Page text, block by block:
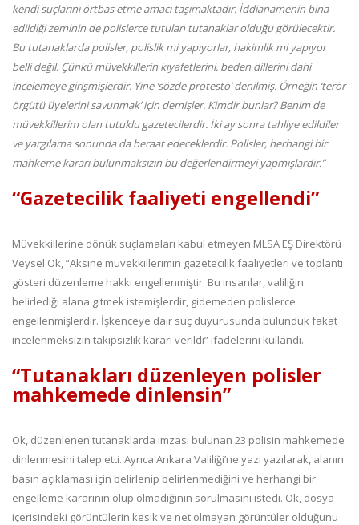
kendi suçlarını örtbas etme amacı taşımaktadır. İddianamenin bina
edildiği zeminin de polislerce tutulan tutanaklar olduğu görülecektir.
Bu tutanaklarda polisler, polislik mi yapıyorlar, hakimlik mi yapıyor
belli değil. Çünkü müvekkillerin kıyafetlerini, beden dillerini dahi
incelemeye girişmişlerdir. Yine ‘sözde protesto’ denilmiş. Örneğin ‘terör
örgütü üyelerini savunmak’ için demişler. Kimdir bunlar? Benim de
müvekkillerim olan tutuklu gazetecilerdir. İki ay sonra tahliye edildiler
ve yargılama sonunda da beraat edeceklerdir. Polisler, herhangi bir
mahkeme kararı bulunmaksızın bu değerlendirmeyi yapmışlardır.”
“Gazetecilik faaliyeti engellendi”
Müvekkillerine dönük suçlamaları kabul etmeyen MLSA EŞ Direktörü
Veysel Ok, “Aksine müvekkillerimin gazetecilik faaliyetleri ve toplantı
gösteri düzenleme hakkı engellenmiştir. Bu insanlar, valiliğin
belirlediği alana gitmek istemişlerdir, gidemeden polislerce
engellenmişlerdir. İşkenceye dair suç duyurusunda bulunduk fakat
incelenmeksizin takipsizlik kararı verildi” ifadelerini kullandı.
“Tutanakları düzenleyen polisler
mahkemede dinlensin”
Ok, düzenlenen tutanaklarda imzası bulunan 23 polisin mahkemede
dinlenmesini talep etti. Ayrıca Ankara Valiliği’ne yazı yazılarak, alanın
basın açıklaması için belirlenip belirlenmediğini ve herhangi bir
engelleme kararının olup olmadığının sorulmasını istedi. Ok, dosya
içerisindeki görüntülerin kesik ve net olmayan görüntüler olduğunu